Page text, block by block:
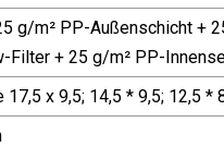
g/m² PP-Außenschicht +
Filter + 25 g/m² PP-
17,5 x 9,5; 14,5 * 9,5; 12,5 *